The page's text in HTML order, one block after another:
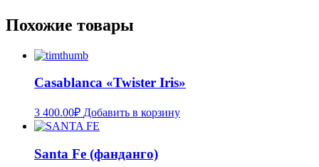
Похожие товары
Casablanca «Twister Iris»
3 400.00₽ Добавить в корзину
Santa Fe (фанданго)